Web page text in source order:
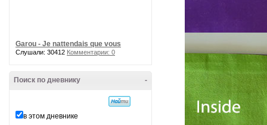
Garou - Je nattendais que vous
Слушали: 30412 Комментарии: 0
-
Поиск по дневнику
в этом дневнике